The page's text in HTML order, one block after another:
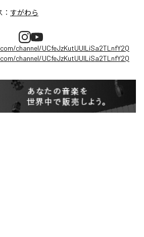
すがわら
channel/UCfeJzKutUUILiSa2TLnfY2Q
channel/UCfeJzKutUUILiSa2TLnfY2Q